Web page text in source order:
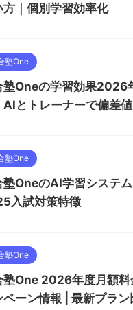
方｜個別学習効率化
塾One
塾Oneの学習効果2026
AIとトレーナーで偏差
塾One
塾OneのAI学習システム
入試対策特徴
塾One
塾One 2026年度月額料
ペーン情報 | 最新プラン